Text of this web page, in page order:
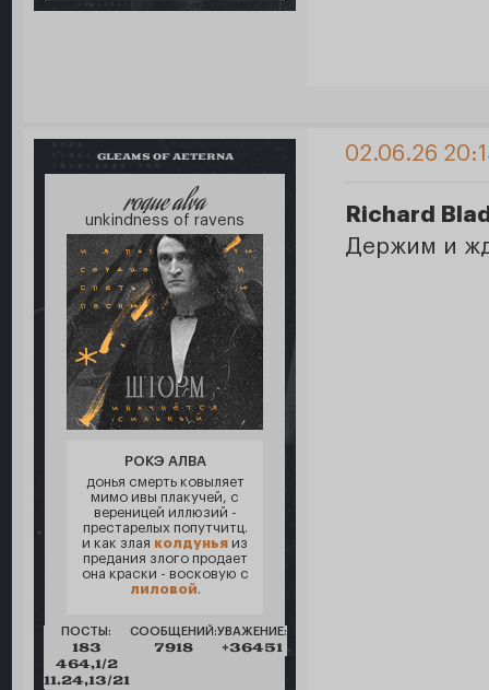
GLEAMS OF AETERNA
roque alva
unkindness of ravens
РОКЭ АЛВА
донья смерть ковыляет
мимо ивы плакучей, с
вереницей иллюзий -
престарелых попутчитц.
и как злая колдунья из
предания злого продает
она краски - восковую с
лиловой.
ПОСТЫ:
183
464,1/2
11.24,13/21
СООБЩЕНИЙ:
7918
УВАЖЕНИЕ:
+36451
02.06.26
Richard
Держим и